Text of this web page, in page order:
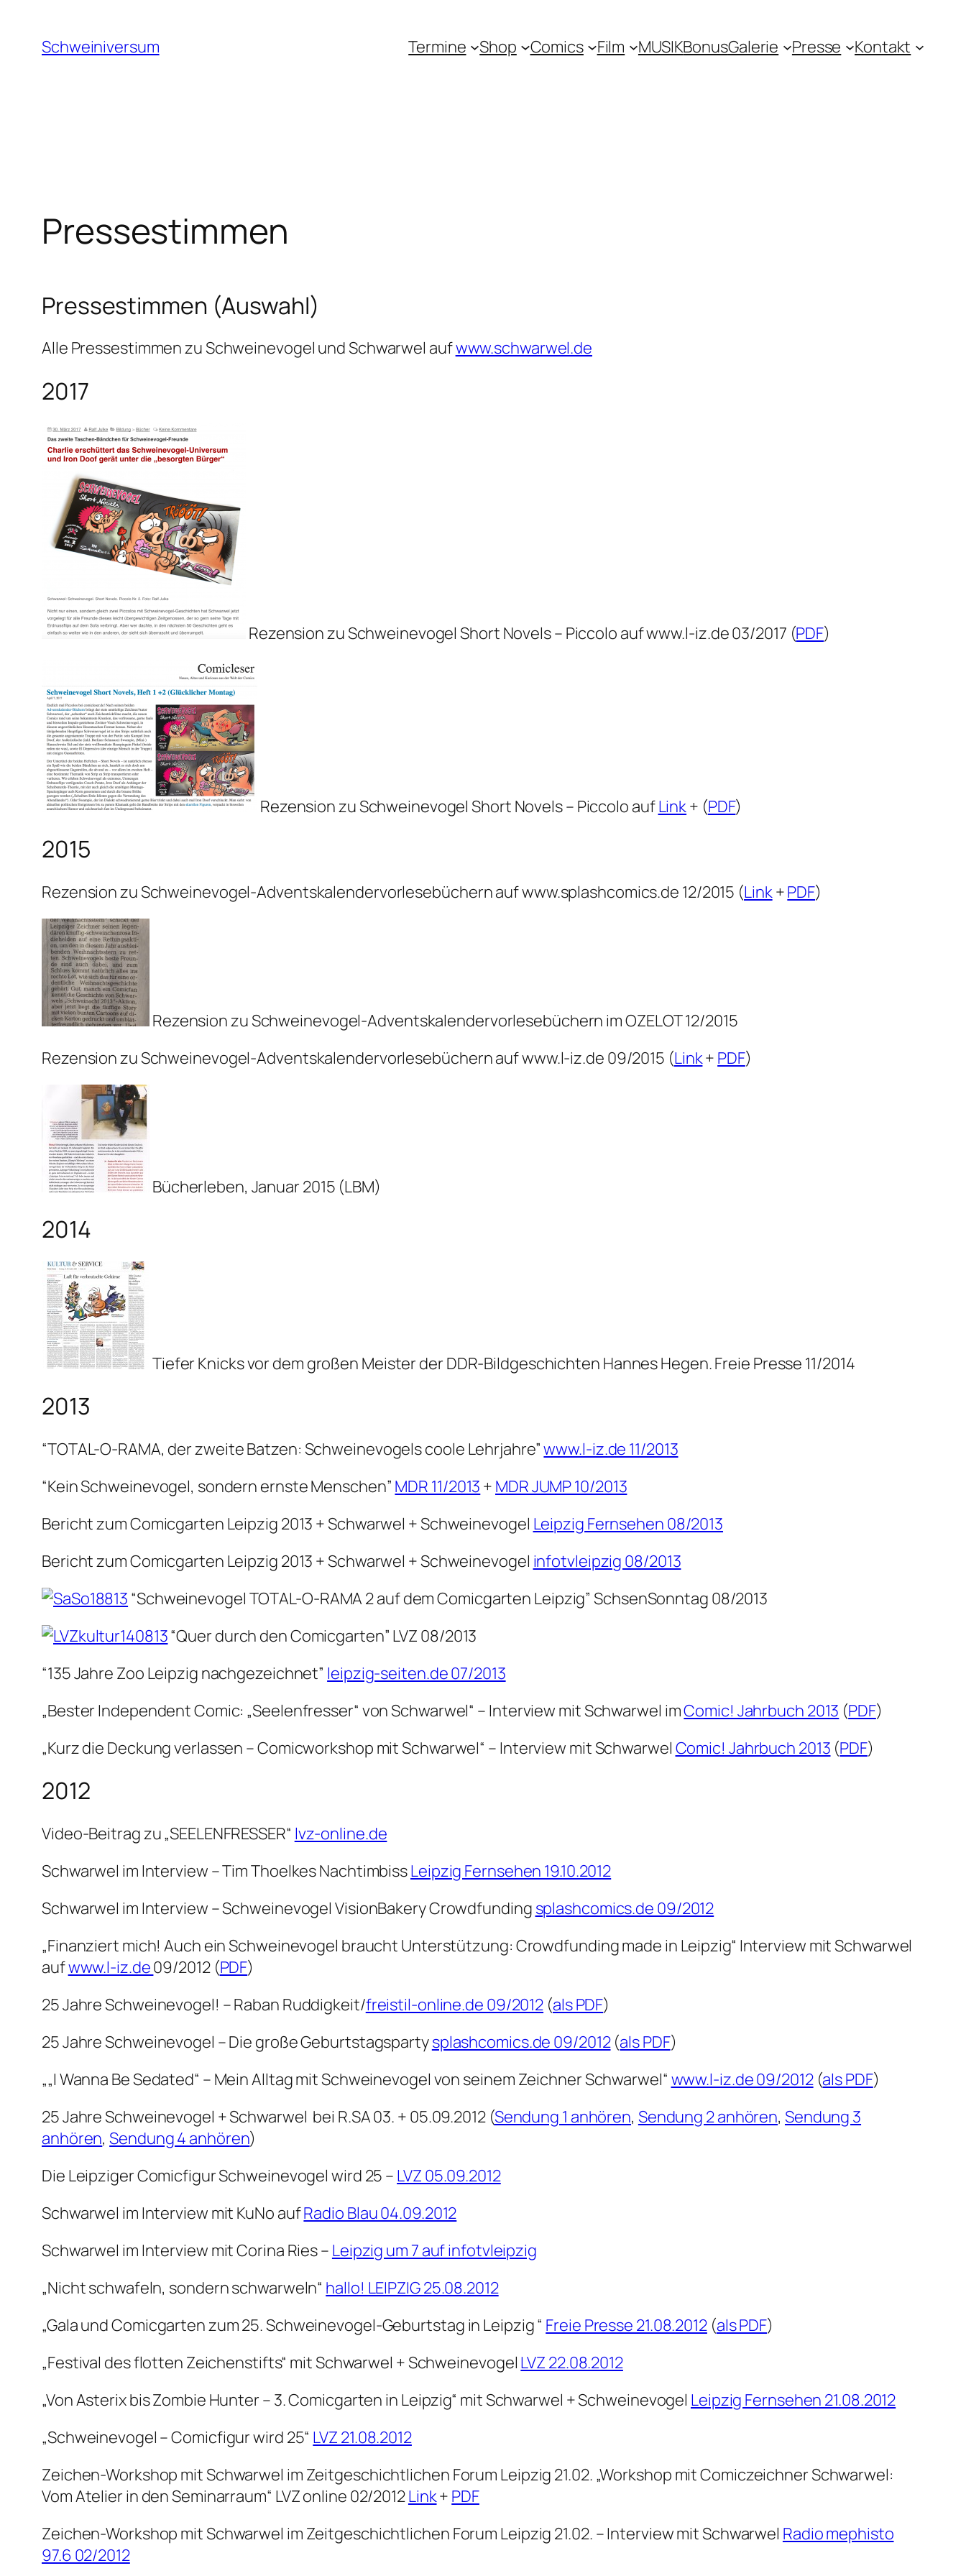
Inhalt
springen
Schweiniversum Termine Shop Comics Film MUSIKBonusGalerie Presse Kontakt
Pressestimmen
Pressestimmen (Auswahl)
Alle Pressestimmen zu Schweinevogel und Schwarwel aufwww.schwarwel.de
2017
Rezension zu Schweinevogel Short Novels – Piccolo auf www.l-iz.de 03/2017 (PDF)
Rezension zu Schweinevogel Short Novels – Piccolo aufLink+ (PDF)
2015
Rezension zu Schweinevogel-Adventskalendervorlesebüchern auf www.splashcomics.de 12/2015 (Link+PDF)
Rezension zu Schweinevogel-Adventskalendervorlesebüchern im OZELOT 12/2015
Rezension zu Schweinevogel-Adventskalendervorlesebüchern auf www.l-iz.de 09/2015 (Link+ PDF)
Bücherleben, Januar 2015 (LBM)
2014
Tiefer Knicks vor dem großen Meister der DDR-Bildgeschichten Hannes Hegen. Freie Presse 11/2014
2013
“TOTAL-O-RAMA, der zweite Batzen: Schweinevogels coole Lehrjahre”www.l-iz.de 11/2013
“Kein Schweinevogel, sondern ernste Menschen” MDR 11/2013 + MDR JUMP 10/2013
Bericht zum Comicgarten Leipzig 2013 + Schwarwel + Schweinevogel Leipzig Fernsehen 08/2013
Bericht zum Comicgarten Leipzig 2013 + Schwarwel + Schweinevogel infotvleipzig 08/2013
“Schweinevogel TOTAL-O-RAMA 2 auf dem Comicgarten Leipzig” SchsenSonntag 08/2013
“Quer durch den Comicgarten” LVZ 08/2013
“135 Jahre Zoo Leipzig nachgezeichnet” leipzig-seiten.de 07/2013
„Bester Independent Comic: „Seelenfresser“ von Schwarwel“ – Interview mit Schwarwel imComic! Jahrbuch 2013 (PDF)
„Kurz die Deckung verlassen – Comicworkshop mit Schwarwel“ – Interview mit Schwarwel Comic! Jahrbuch 2013 (PDF)
2012
Video-Beitrag zu „SEELENFRESSER“ lvz-online.de
Schwarwel im Interview – Tim Thoelkes NachtimbissLeipzig Fernsehen 19.10.2012
Schwarwel im Interview – Schweinevogel VisionBakery Crowdfunding splashcomics.de 09/2012
„Finanziert mich! Auch ein Schweinevogel braucht Unterstützung: Crowdfunding made in Leipzig“ Interview mit Schwarwel
aufwww.l-iz.de09/2012 (PDF)
25 Jahre Schweinevogel! – Raban Ruddigkeit/freistil-online.de 09/2012 (als PDF)
25 Jahre Schweinevogel – Die große Geburtstagspartysplashcomics.de 09/2012(als PDF)
„„I Wanna Be Sedated“ – Mein Alltag mit Schweinevogel von seinem Zeichner Schwarwel“ www.l-iz.de 09/2012(als PDF)
25 Jahre Schweinevogel + Schwarwel bei R.SA 03. + 05.09.2012 (Sendung 1 anhören, Sendung 2 anhören, Sendung 3
anhören,Sendung 4 anhören)
Die Leipziger Comicfigur Schweinevogel wird 25 – LVZ 05.09.2012
Schwarwel im Interview mit KuNo aufRadio Blau 04.09.2012
Schwarwel im Interview mit Corina Ries – Leipzig um 7 auf infotvleipzig
„Nicht schwafeln, sondern schwarweln“ hallo! LEIPZIG 25.08.2012
„Gala und Comicgarten zum 25. Schweinevogel-Geburtstag in Leipzig “ Freie Presse 21.08.2012(als PDF)
„Festival des flotten Zeichenstifts“ mit Schwarwel + Schweinevogel LVZ 22.08.2012
„Von Asterix bis Zombie Hunter – 3. Comicgarten in Leipzig“ mit Schwarwel + Schweinevogel Leipzig Fernsehen 21.08.2012
„Schweinevogel – Comicfigur wird 25“ LVZ 21.08.2012
Zeichen-Workshop mit Schwarwel im Zeitgeschichtlichen Forum Leipzig 21.02. „Workshop mit Comiczeichner Schwarwel:
Vom Atelier in den Seminarraum“ LVZ online 02/2012Link+ PDF
Zeichen-Workshop mit Schwarwel im Zeitgeschichtlichen Forum Leipzig 21.02. – Interview mit Schwarwel Radio mephisto
97.6 02/2012